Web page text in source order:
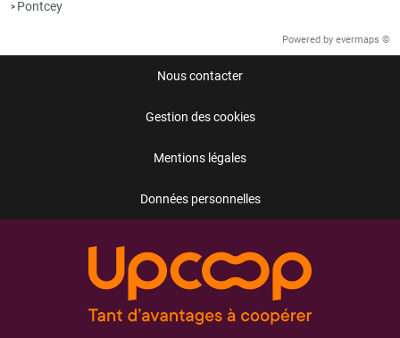
> Pontcey
Powered by evermaps ©
Nous contacter
Gestion des cookies
Mentions légales
Données personnelles